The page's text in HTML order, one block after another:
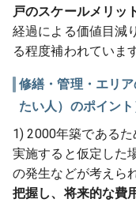
戸のスケールメリッ
経過による価値目減
る程度補われていま
修繕・管理・エリ
たい人）のポイント
1) 2000年築である
実施すると仮定した
の発生などが考えら
把握し、将来的な費